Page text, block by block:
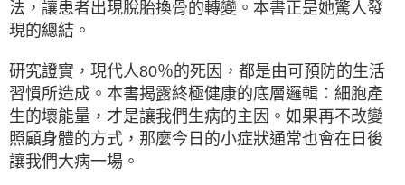
法，讓患者出現脫胎換骨的轉變。本書正是她驚人發
現的總結。
研究證實，現代人80％的死因，都是由可預防的生活
習慣所造成。本書揭露終極健康的底層邏輯：細胞產
生的壞能量，才是讓我們生病的主因。如果再不改變
照顧身體的方式，那麼今日的小症狀通常也會在日後
讓我們大病一場。